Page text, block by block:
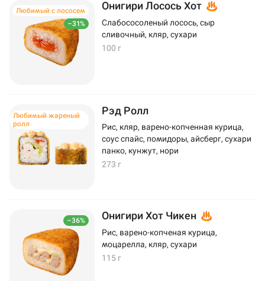
–31%
Любимый с лососем Онигири Лосось Хот
Слабососоленый лосось, сыр
сливочный, кляр, сухари
100 г
Любимый жареный
ролл
Рэд Ролл
Рис, кляр, варено-копченная курица,
соус спайс, помидоры, айсберг, сухари
панко, кунжут, нори
273 г
–36% Онигири Хот Чикен
Рис, варено-копченая курица,
моцарелла, кляр, сухари
115 г